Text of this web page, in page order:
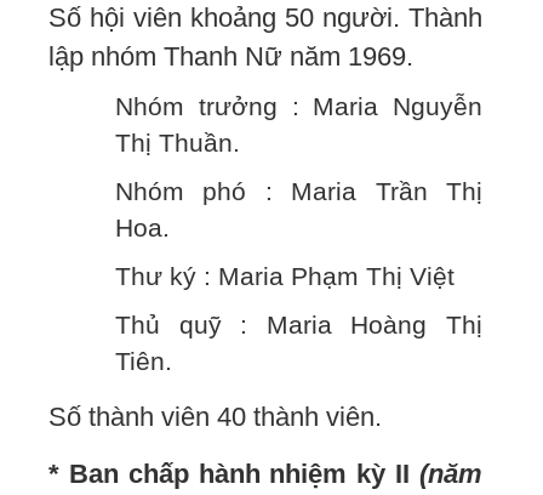
Số hội viên khoảng 50 người. Thành
lập nhóm Thanh Nữ năm 1969.
Nhóm trưởng : Maria Nguyễn
Thị Thuần.
Nhóm phó : Maria Trần Thị
Hoa.
Thư ký : Maria Phạm Thị Việt
Thủ quỹ : Maria Hoàng Thị
Tiên.
Số thành viên 40 thành viên.
* Ban chấp hành nhiệm kỳ II (năm